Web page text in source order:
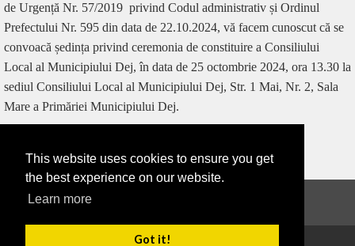
This website uses cookies to ensure you get
the best experience on our website.
Learn more
Got it!
de Urgență Nr. 57/2019 privind Codul administrativ și Ordinul
Prefectului Nr. 595 din data de 22.10.2024, vă facem cunoscut că se
convoacă ședința privind ceremonia de constituire a Consiliului
Local al Municipiului Dej, în data de 25 octombrie 2024, ora 13.30 la
sediul Consiliului Local al Municipiului Dej, Str. 1 Mai, Nr. 2, Sala
Mare a Primăriei Municipiului Dej.
‹ ÎNAPOI
Anunțuri